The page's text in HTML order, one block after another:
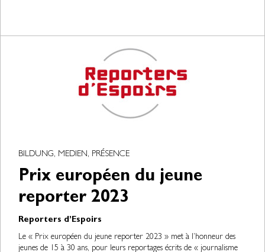
BILDUNG, MEDIEN, PRÉSENCE
Prix européen du jeune
reporter 2023
Reporters d’Espoirs
Le « Prix européen du jeune reporter 2023 » met à l’honneur des
jeunes de 15 à 30 ans, pour leurs reportages écrits de « journalisme